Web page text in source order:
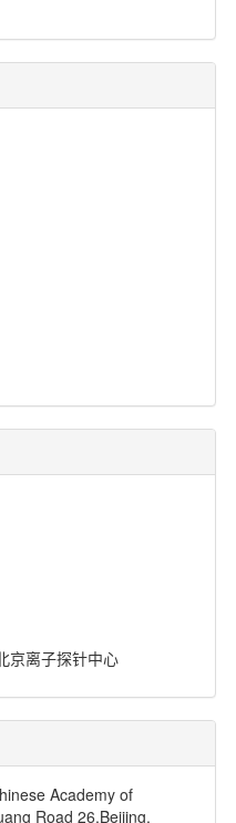
京离子探针中心
Academy of
Road 26,Beijing,